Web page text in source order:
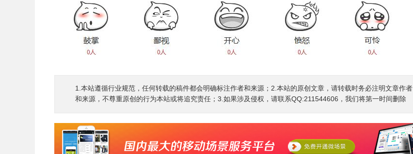
1.本站遵循行业规范，任何转载的稿件都会明确标注作者和来源；2.本站的原创文章，请转载时务必注明文章作者
和来源，不尊重原创的行为本站或将追究责任；3.如果涉及侵权，请联系QQ:211544606，我们将第一时间删除